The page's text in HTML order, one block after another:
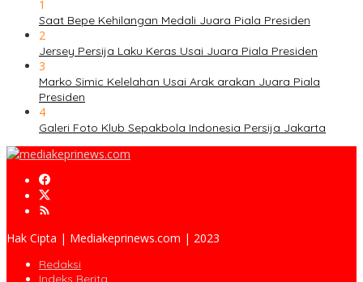
1
Saat Bepe Kehilangan Medali Juara Piala Presiden
2
Jersey Persija Laku Keras Usai Juara Piala Presiden
3
Marko Simic Kelelahan Usai Arak arakan Juara Piala
Presiden
4
Galeri Foto Klub Sepakbola Indonesia Persija Jakarta
Hak Cipta | Mediakeprinews.com | 2023
Redaksi
Indeks Berita